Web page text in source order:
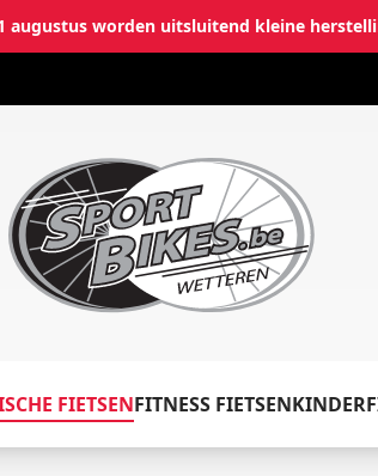
augustus worden uitsluitend kleine
FIETSENFITNESS FIETSEN
Inloggen